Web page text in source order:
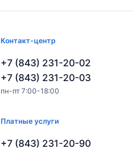
Контакт-центр
+7 (843) 231-20-02
+7 (843) 231-20-03
пн-пт 7:00-18:00
Платные услуги
+7 (843) 231-20-90